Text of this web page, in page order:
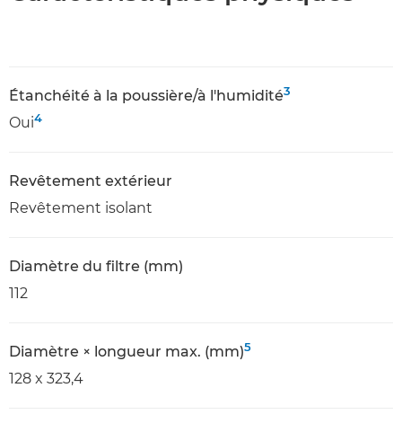
Étanchéité à la poussière/à l'humidité3
Oui4
Revêtement extérieur
Revêtement isolant
Diamètre du filtre (mm)
112
Diamètre × longueur max. (mm)5
128 x 323,4